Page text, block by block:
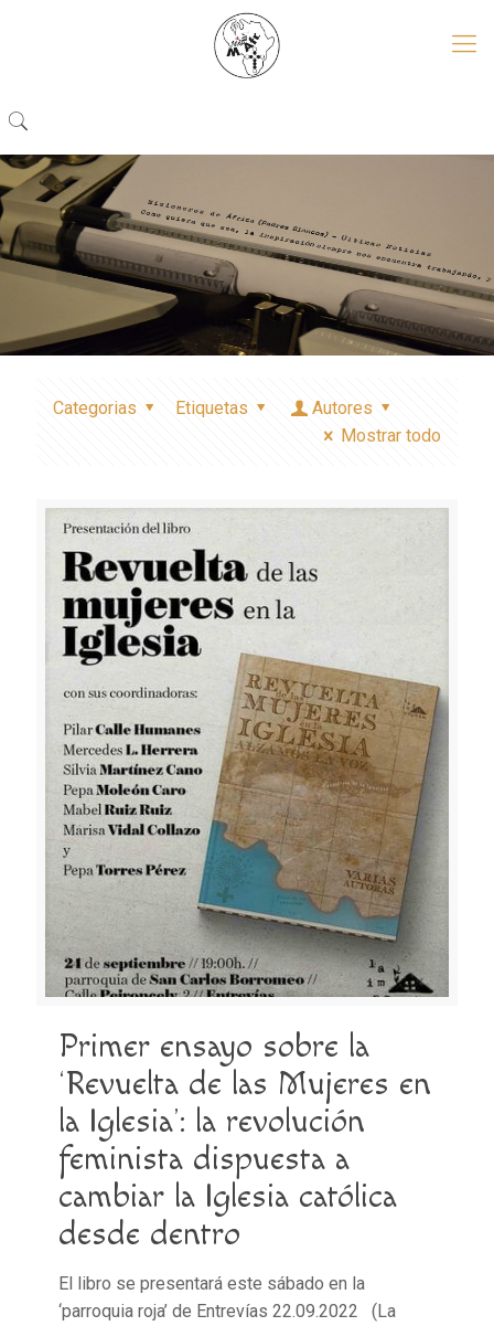
Categorias Etiquetas
Autores
Mostrar todo
Primer ensayo sobre la
‘Revuelta de las Mujeres en
la Iglesia’: la revolución
feminista dispuesta a
cambiar la Iglesia católica
desde dentro
El libro se presentará este sábado en la
‘parroquia roja’ de Entrevías 22.09.2022 (La